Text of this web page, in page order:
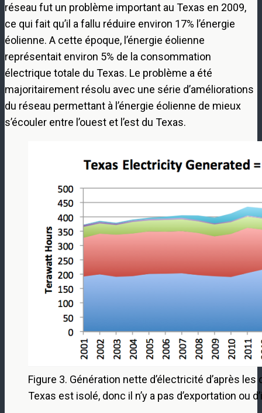
réseau fut un problème important au Texas en 2009,
ce qui fait qu’il a fallu réduire environ 17% l’énergie
éolienne. A cette époque, l’énergie éolienne
représentait environ 5% de la consommation
électrique totale du Texas. Le problème a été
majoritairement résolu avec une série d’améliorations
du réseau permettant à l’énergie éolienne de mieux
s’écouler entre l’ouest et l’est du Texas.
Figure 3. Génération nette d’électricité d’après les
Texas est isolé, donc il n’y a pas d’exportation ou